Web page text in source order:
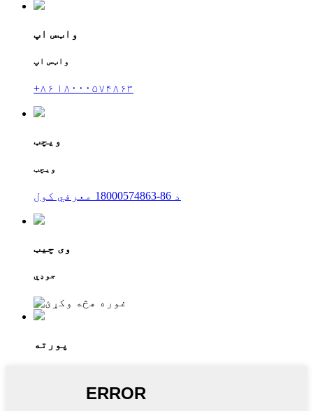
واټس اپ
واټس اپ
+۸۶ ۱۸۰۰۰۵۷۴۸۶۳
ویچټ
ویچټ
د 86-18000574863 معرفي کول
وی چیټ
جوډي
پورته